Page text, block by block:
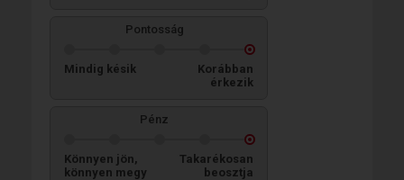
Pontosság
Mindig késik
Korábban
érkezik
Pénz
Könnyen jön,
könnyen megy
Takarékosan
beosztja